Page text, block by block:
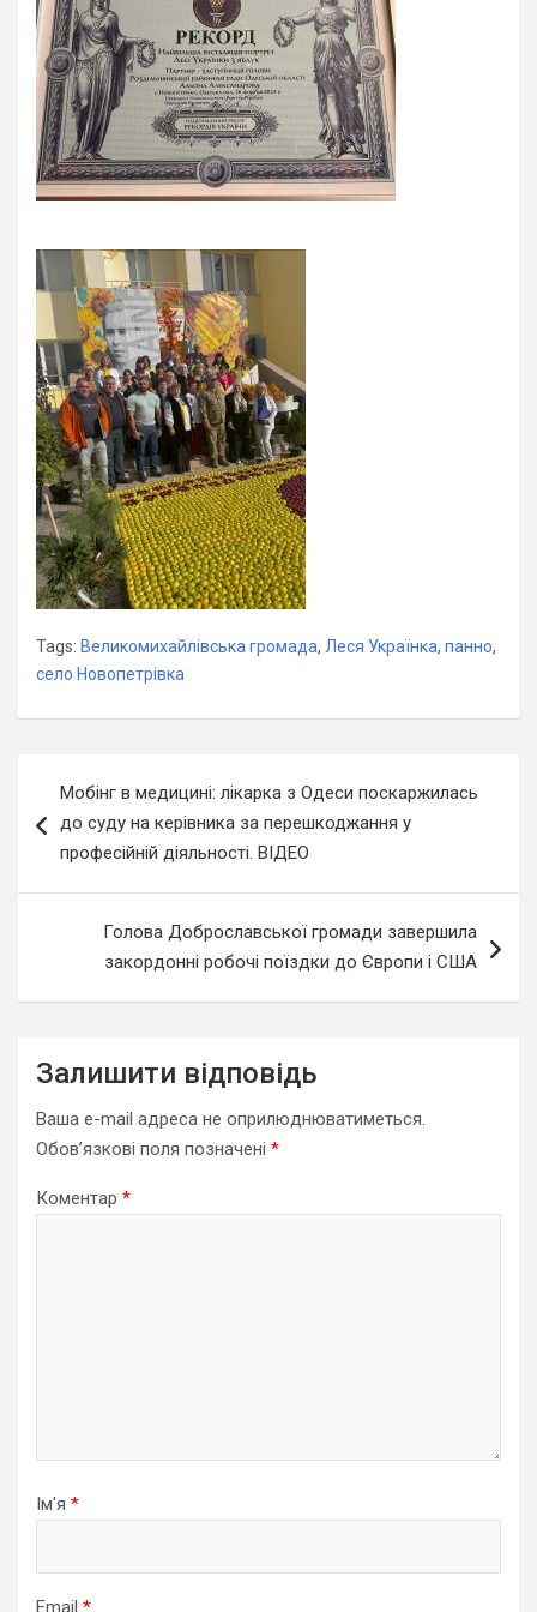
Tags: Великомихайлівська громада, Леся Українка, панно,
село Новопетрівка
записів
Мобінг в медицині: лікарка з Одеси поскаржилась
до суду на керівника за перешкоджання у
професійній діяльності. ВІДЕО
Голова Доброславської громади завершила
закордонні робочі поїздки до Європи і США
Залишити відповідь
Ваша e-mail адреса не оприлюднюватиметься.
Обов’язкові поля позначені *
Коментар *
Ім'я *
Email *